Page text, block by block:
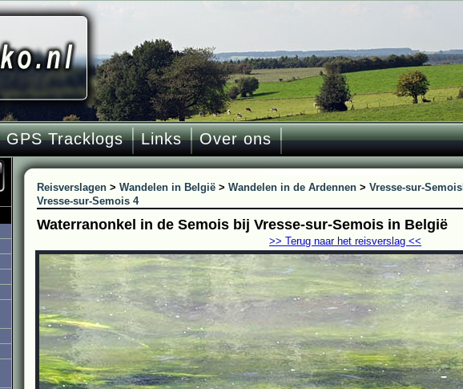
GPS Tracklogs Links Over ons
Reisverslagen > Wandelen in België > Wandelen in de Ardennen > Vresse-sur-Semois
Vresse-sur-Semois 4
Waterranonkel in de Semois bij Vresse-sur-Semois in België
>> Terug naar het reisverslag <<